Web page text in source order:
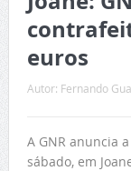
euros
Autor: Fernando
A GNR anuncia
sábado, em